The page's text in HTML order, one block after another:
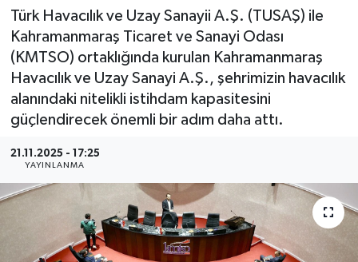
Türk Havacılık ve Uzay Sanayii A.Ş. (TUSAŞ) ile
Kahramanmaraş Ticaret ve Sanayi Odası
(KMTSO) ortaklığında kurulan Kahramanmaraş
Havacılık ve Uzay Sanayi A.Ş., şehrimizin havacılık
alanındaki nitelikli istihdam kapasitesini
güçlendirecek önemli bir adım daha attı.
21.11.2025 - 17:25
YAYINLANMA